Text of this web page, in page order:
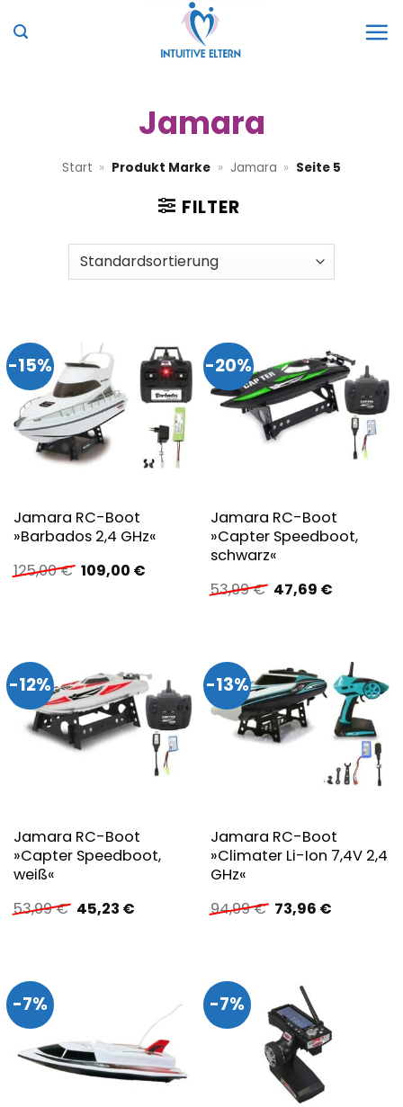
Inhalt
Jamara
Start » Produkt Marke » Jamara » Seite 5
FILTER
-15%
Jamara RC-Boot
»Barbados 2,4 GHz«
125,00€ Ursprünglicher
Preis
109,00 €Aktueller
-20%
Jamara RC-Boot
»Capter Speedboot,
schwarz«
53,99€ Ursprünglicher
Preis
47,69 €Aktueller
-12%
Jamara RC-Boot
»Capter Speedboot,
weiß«
53,99€ Ursprünglicher
Preis
45,23 €Aktueller
-13%
Jamara RC-Boot
»Climater Li-Ion 7,4V 2,4
GHz«
94,99€ Ursprünglicher
Preis
73,96 €Aktueller
-7% -7%